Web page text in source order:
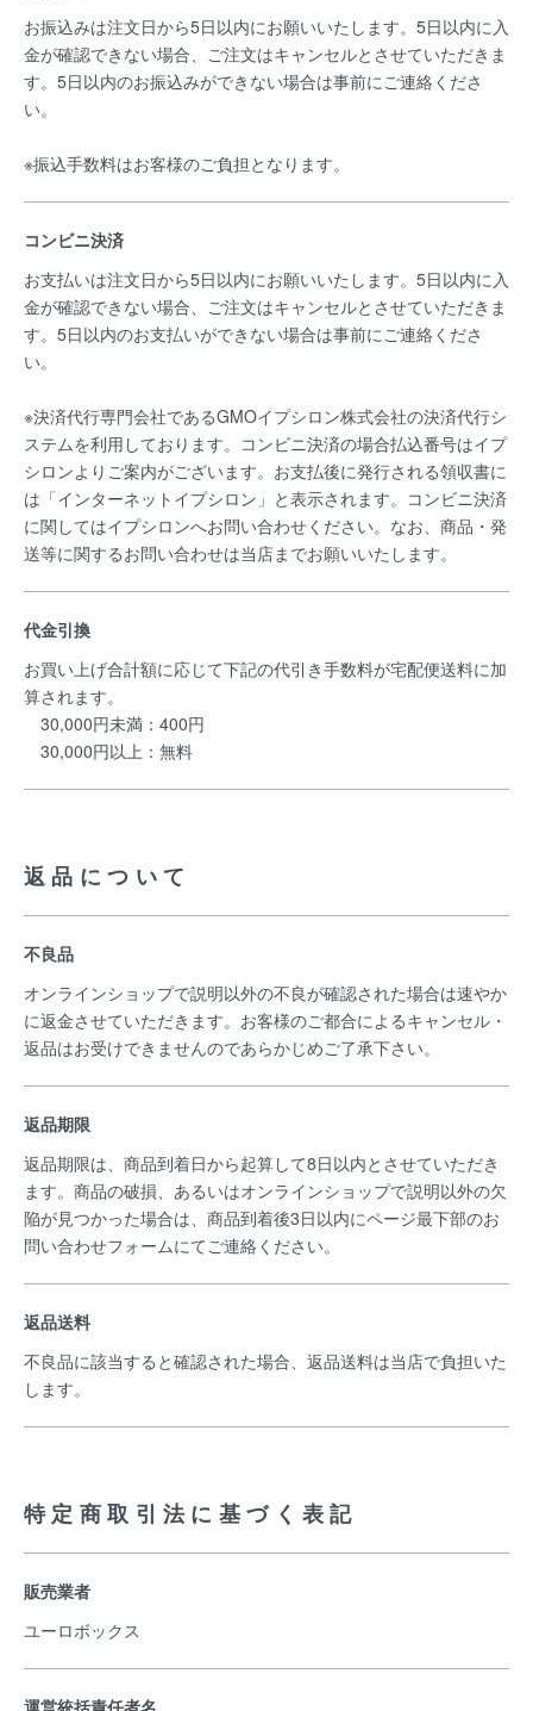
お振込みは注文日から5日以内にお願いいたします。5日以内に入
金が確認できない場合、ご注文はキャンセルとさせていただきま
す。5日以内のお振込みができない場合は事前にご連絡くださ
い。
※振込手数料はお客様のご負担となります。
コンビニ決済
お支払いは注文日から5日以内にお願いいたします。5日以内に入
金が確認できない場合、ご注文はキャンセルとさせていただきま
す。5日以内のお支払いができない場合は事前にご連絡くださ
い。
※決済代行専門会社であるGMOイプシロン株式会社の決済代行シ
ステムを利用しております。コンビニ決済の場合払込番号はイプ
シロンよりご案内がございます。お支払後に発行される領収書に
は「インターネットイプシロン」と表示されます。コンビニ決済
に関してはイプシロンへお問い合わせください。なお、商品・発
送等に関するお問い合わせは当店までお願いいたします。
代金引換
お買い上げ合計額に応じて下記の代引き手数料が宅配便送料に加
算されます。
30,000円未満：400円
30,000円以上：無料
返品について
不良品
オンラインショップで説明以外の不良が確認された場合は速やか
に返金させていただきます。お客様のご都合によるキャンセル・
返品はお受けできませんのであらかじめご了承下さい。
返品期限
返品期限は、商品到着日から起算して8日以内とさせていただき
ます。商品の破損、あるいはオンラインショップで説明以外の欠
陥が見つかった場合は、商品到着後3日以内にページ最下部のお
問い合わせフォームにてご連絡ください。
返品送料
不良品に該当すると確認された場合、返品送料は当店で負担いた
します。
特定商取引法に基づく表記
販売業者
ユーロボックス
運営統括責任者名